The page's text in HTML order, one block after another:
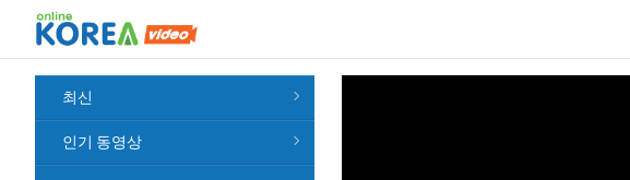
최신
인기 동영상